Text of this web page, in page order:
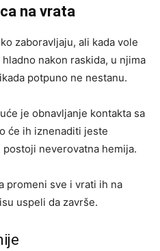
na vrata
zaboravljaju, ali kada vole
nakon raskida, u njima
potpuno ne nestanu.
je obnavljanje kontakta sa
će ih iznenaditi jeste
neverovatna hemija.
promeni sve i vrati ih na
uspeli da završe.